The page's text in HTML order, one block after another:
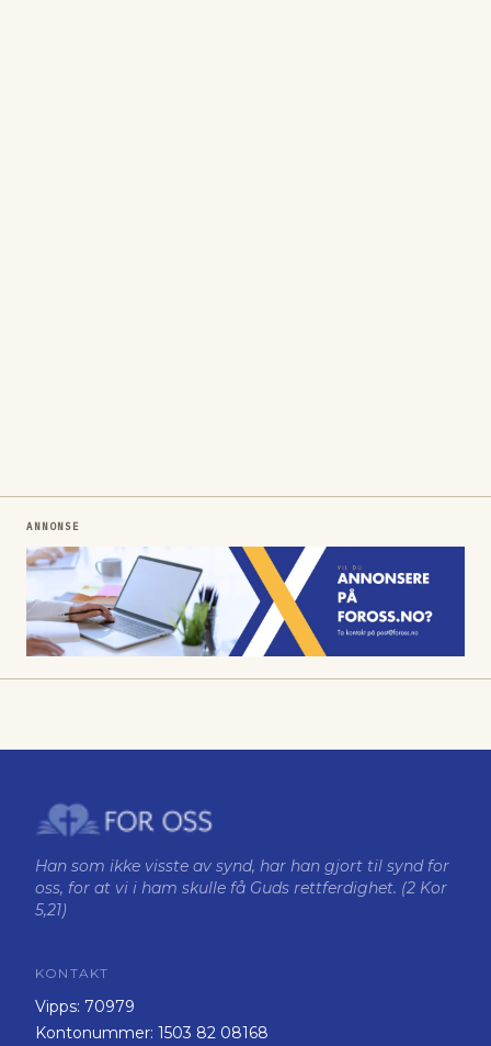
ANNONSE
Han som ikke visste av synd, har han gjort til synd for
oss, for at vi i ham skulle få Guds rettferdighet. (2 Kor
5,21)
KONTAKT
Vipps: 70979
Kontonummer: 1503 82 08168